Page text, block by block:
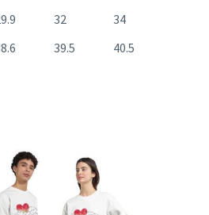
32
34
39.5 40.5